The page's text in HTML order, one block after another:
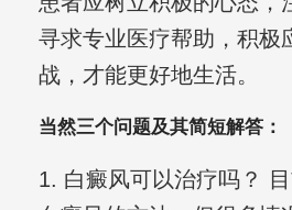
寻求专业医疗帮助，积极
战，才能更好地生活。
当然三个问题及其简短解答：
1. 白癜风可以治疗吗？